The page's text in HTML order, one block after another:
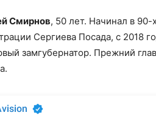
Смирнов, 50 лет. Начинал в
Сергиева Посада, с 2018
замгубернатор. Прежний